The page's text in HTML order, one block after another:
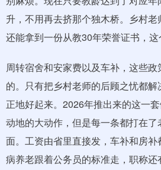
升，不用再去挤那个独木桥。乡村老
还能拿到一份从教30年荣誉证书，这
周转宿舍和安家费以及车补，这些
的。只有把乡村老师的后顾之忧都
正地好起来。2026年推出来的这一
动地的大动作，但是每一条都打在
面。工资由省里直接发，车补和房
病养老跟着公务员的标准走，职称